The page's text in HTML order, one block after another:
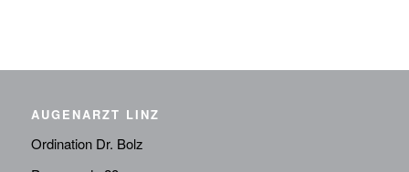
AUGENARZT LINZ
Ordination Dr. Bolz